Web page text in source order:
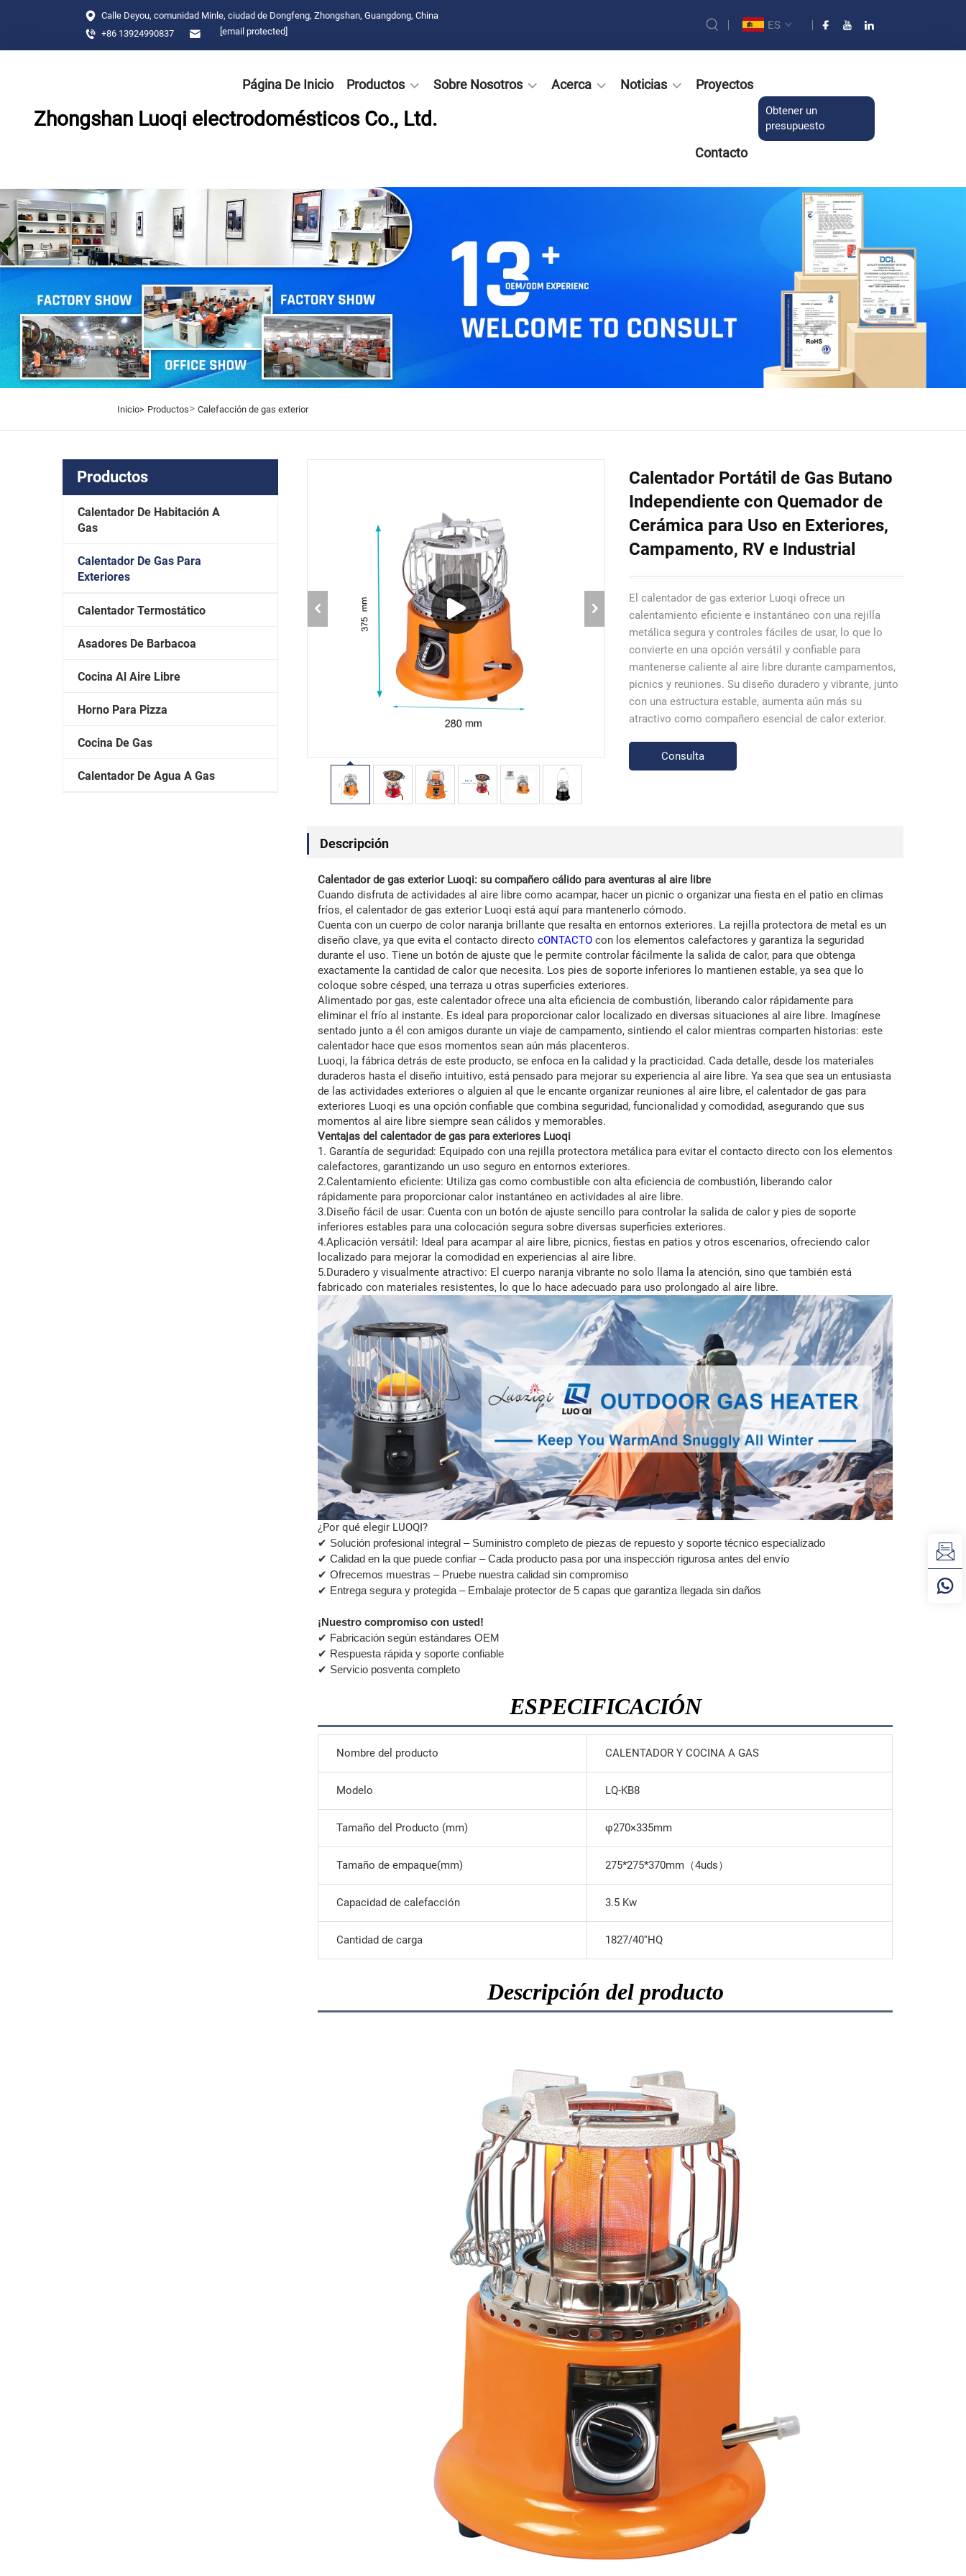
Calle Deyou, comunidad Minle, ciudad de Dongfeng, Zhongshan, Guangdong, China
+86 13924990837
[email protected] ES
Zhongshan Luoqi electrodomésticos Co., Ltd.
Página De Inicio Productos Sobre Nosotros Acerca Noticias Proyectos
Contacto
Obtener un
presupuesto
Inicio> Productos> Calefacción de gas exterior
Productos
Calentador De Habitación A
Gas
Calentador De Gas Para
Exteriores
Calentador Termostático
Asadores De Barbacoa
Cocina Al Aire Libre
Horno Para Pizza
Cocina De Gas
Calentador De Agua A Gas
Calentador Portátil de Gas Butano
Independiente con Quemador de
Cerámica para Uso en Exteriores,
Campamento, RV e Industrial
El calentador de gas exterior Luoqi ofrece un
calentamiento eficiente e instantáneo con una rejilla
metálica segura y controles fáciles de usar, lo que lo
convierte en una opción versátil y confiable para
mantenerse caliente al aire libre durante campamentos,
picnics y reuniones. Su diseño duradero y vibrante, junto
con una estructura estable, aumenta aún más su
atractivo como compañero esencial de calor exterior.
Consulta
Descripción
Calentador de gas exterior Luoqi: su compañero cálido para aventuras al aire libre
Cuando disfruta de actividades al aire libre como acampar, hacer un picnic o organizar una fiesta en el patio en climas
fríos, el calentador de gas exterior Luoqi está aquí para mantenerlo cómodo.
Cuenta con un cuerpo de color naranja brillante que resalta en entornos exteriores. La rejilla protectora de metal es un
diseño clave, ya que evita el contacto directo cONTACTO con los elementos calefactores y garantiza la seguridad
durante el uso. Tiene un botón de ajuste que le permite controlar fácilmente la salida de calor, para que obtenga
exactamente la cantidad de calor que necesita. Los pies de soporte inferiores lo mantienen estable, ya sea que lo
coloque sobre césped, una terraza u otras superficies exteriores.
Alimentado por gas, este calentador ofrece una alta eficiencia de combustión, liberando calor rápidamente para
eliminar el frío al instante. Es ideal para proporcionar calor localizado en diversas situaciones al aire libre. Imagínese
sentado junto a él con amigos durante un viaje de campamento, sintiendo el calor mientras comparten historias: este
calentador hace que esos momentos sean aún más placenteros.
Luoqi, la fábrica detrás de este producto, se enfoca en la calidad y la practicidad. Cada detalle, desde los materiales
duraderos hasta el diseño intuitivo, está pensado para mejorar su experiencia al aire libre. Ya sea que sea un entusiasta
de las actividades exteriores o alguien al que le encante organizar reuniones al aire libre, el calentador de gas para
exteriores Luoqi es una opción confiable que combina seguridad, funcionalidad y comodidad, asegurando que sus
momentos al aire libre siempre sean cálidos y memorables.
Ventajas del calentador de gas para exteriores Luoqi
1. Garantía de seguridad: Equipado con una rejilla protectora metálica para evitar el contacto directo con los elementos
calefactores, garantizando un uso seguro en entornos exteriores.
2.Calentamiento eficiente: Utiliza gas como combustible con alta eficiencia de combustión, liberando calor
rápidamente para proporcionar calor instantáneo en actividades al aire libre.
3.Diseño fácil de usar: Cuenta con un botón de ajuste sencillo para controlar la salida de calor y pies de soporte
inferiores estables para una colocación segura sobre diversas superficies exteriores.
4.Aplicación versátil: Ideal para acampar al aire libre, picnics, fiestas en patios y otros escenarios, ofreciendo calor
localizado para mejorar la comodidad en experiencias al aire libre.
5.Duradero y visualmente atractivo: El cuerpo naranja vibrante no solo llama la atención, sino que también está
fabricado con materiales resistentes, lo que lo hace adecuado para uso prolongado al aire libre.
¿Por qué elegir LUOQI?
✔ Solución profesional integral – Suministro completo de piezas de repuesto y soporte técnico especializado
✔ Calidad en la que puede confiar – Cada producto pasa por una inspección rigurosa antes del envío
✔ Ofrecemos muestras – Pruebe nuestra calidad sin compromiso
✔ Entrega segura y protegida – Embalaje protector de 5 capas que garantiza llegada sin daños
¡Nuestro compromiso con usted!
✔ Fabricación según estándares OEM
✔ Respuesta rápida y soporte confiable
✔ Servicio posventa completo
ESPECIFICACIÓN
Nombre del producto CALENTADOR Y COCINA A GAS
Modelo LQ-KB8
Tamaño del Producto (mm) φ270×335mm
Tamaño de empaque(mm) 275*275*370mm（4uds）
Capacidad de calefacción 3.5 Kw
Cantidad de carga 1827/40''HQ
Descripción del producto